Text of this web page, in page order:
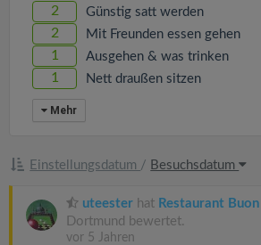
2 Günstig satt werden
2 Mit Freunden essen gehen
1 Ausgehen & was trinken
1 Nett draußen sitzen
Mehr
Einstellungsdatum / Besuchsdatum
uteester hat Restaurant
Dortmund bewertet.
vor 5 Jahren